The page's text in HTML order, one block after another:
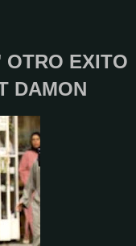
OTRO EXITO
DAMON